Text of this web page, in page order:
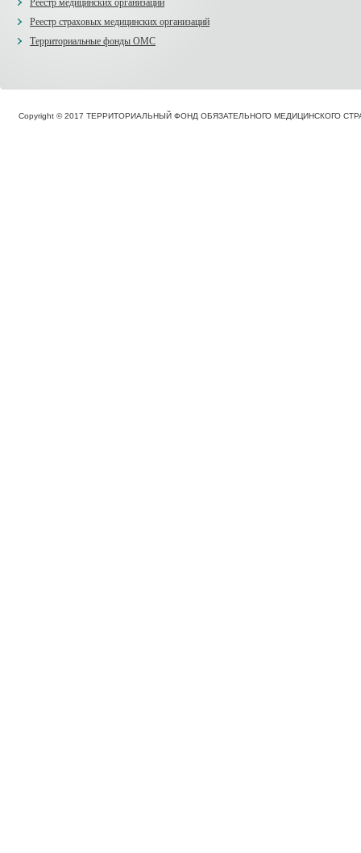
Реестр медицинских организаций
Реестр страховых медицинских организаций
Территориальные фонды ОМС
Copyright © 2017 ТЕРРИТОРИАЛЬНЫЙ ФОНД ОБЯЗАТЕЛЬНОГО МЕДИЦИНСКОГО